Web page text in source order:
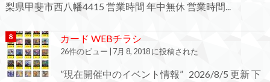
梨県甲斐市西八幡4415 営業時間 年中無休 営業時間...
カード WEBチラシ
26件のビュー 7月 8, 2018 に投稿された
”現在開催中のイベント情報” 2026/8/5 更新 下